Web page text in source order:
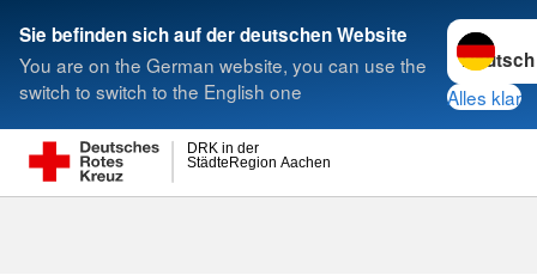
Sie befinden sich auf der deutschen Website
You are on the German website, you can use the
switch to switch to the English one
Sprache
Alles klar
StädteRegion Aachen
DRK in der
Suche